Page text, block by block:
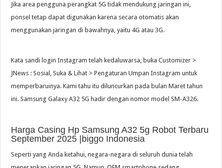
Jika area pengguna perangkat 5G tidak mendukung jaringan ini,
ponsel tetap dapat digunakan karena secara otomatis akan
menggunakan jaringan di bawahnya, yaitu 4G atau 3G.
Kata sandi login Instagram telah kedaluwarsa, buka Customizer >
JNews : Sosial, Suka & Lihat > ​​Pengaturan Umpan Instagram untuk
memperbaruinya. Kami tahu itu diluncurkan pada bulan Maret tahun
ini. Samsung Galaxy A32 5G hadir dengan nomor model SM-A326.
Harga Casing Hp Samsung A32 5g Robot Terbaru
September 2025 |biggo Indonesia
Seperti yang Anda ketahui, negara-negara di seluruh dunia telah